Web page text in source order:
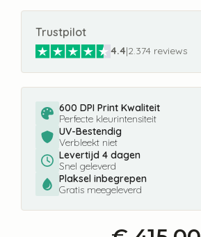
Trustpilot
4.4|2.374 reviews
600 DPI Print Kwaliteit
Perfecte kleurintensiteit
UV-Bestendig
Verbleekt niet
Levertijd 4 dagen
Snel geleverd
Plaksel inbegrepen
Gratis meegeleverd